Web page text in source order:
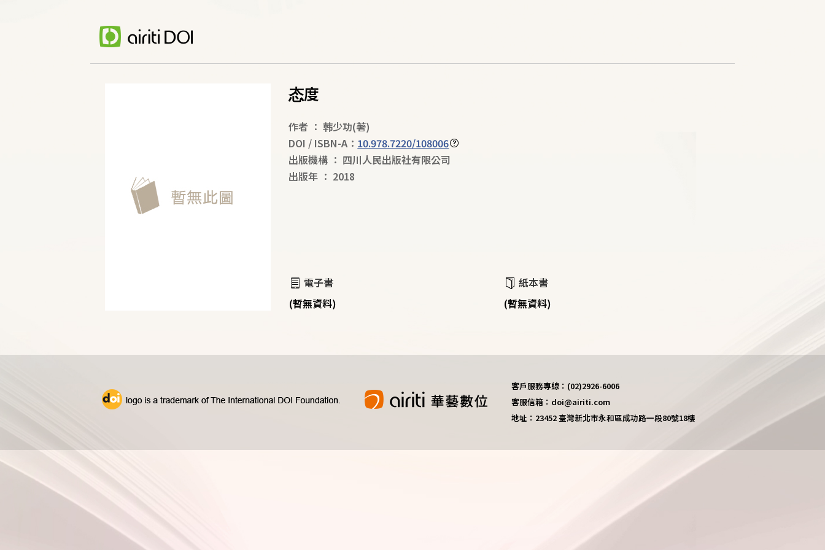
态度
作者 ： 韩少功(著)
DOI / ISBN-A： 10.978.7220/108006
出版機構 ： 四川人民出版社有限公司
出版年 ： 2018
電子書
(暫無資料)
紙本書
(暫無資料)
客戶服務專線：(02)2926-6006
客服信箱：doi@airiti.com
地址：23452 臺灣新北市永和區成功路一段80號18樓